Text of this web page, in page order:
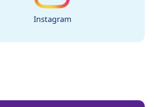
Instagram